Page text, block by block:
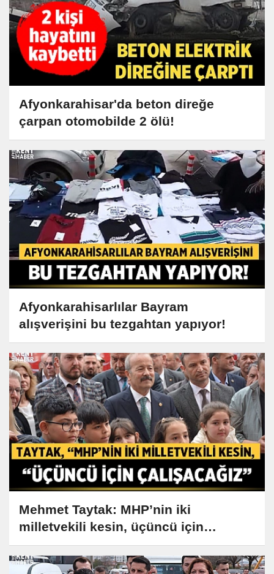
Afyonkarahisar'da beton direğe
çarpan otomobilde 2 ölü!
Afyonkarahisarlılar Bayram
alışverişini bu tezgahtan yapıyor!
Mehmet Taytak: MHP’nin iki
milletvekili kesin, üçüncü için
çalışacağız